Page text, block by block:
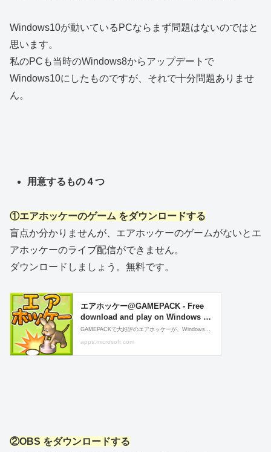
Windows10が動いているPCならまず問題はないのではと
思います。
私のPCも当時のWindows8からアップデートで
Windows10にしたものですが、それで十分問題ありませ
ん。
用意するもの４つ
①エアホッケーのゲーム をダウンロードする
盲点か分かりませんが、エアホッケーのゲームがないとエ
アホッケーのライブ配信ができません。
ダウンロードしましょう。無料です。
②OBS をダウンロードする